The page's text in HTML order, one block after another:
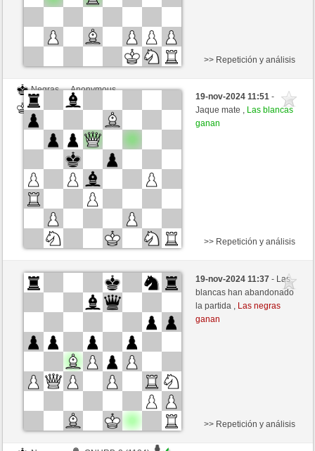
Negras
Anonymous
Blancas
>> Repetición y análisis
19-nov-2024 11:51-
Jaque mate , Las blancas
ganan
Negras
Anonymous
Blancas
nakkio (1048)
>> Repetición y análisis
19-nov-2024 11:37- Las
blancas han abandonado
la partida , Las negras
ganan
>> Repetición y análisis